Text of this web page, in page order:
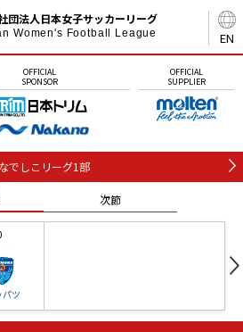
EN
団法人日本女子サッカーリーグ
Women's Football League
OFFICIAL
SPONSOR
OFFICIAL
SUPPLIER
なでしこリーグ1部
次節
パツ